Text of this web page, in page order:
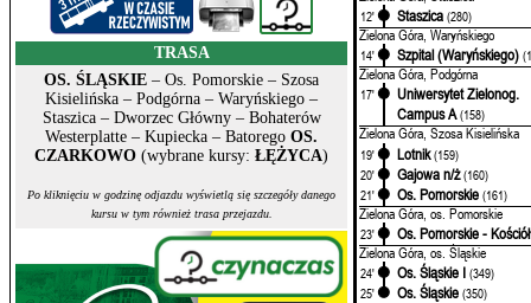
TRASA
OS. ŚLĄSKIE – Os. Pomorskie – Szosa
Kisielińska – Podgórna – Waryńskiego –
Staszica – Dworzec Główny – Bohaterów
Westerplatte – Kupiecka – Batorego OS.
CZARKOWO (wybrane kursy: ŁĘŻYCA)
Po kliknięciu w godzinę odjazdu wyświetlą się szczegóły danego
kursu w tym również trasa przejazdu.
12' Staszica (280)
Zielona Góra, Waryńskiego
14' Szpital (Waryńskiego)
Zielona Góra, Podgórna
17'
Uniwersytet Zielonog.
Campus A (158)
Zielona Góra, Szosa Kisielińska
19' Lotnik (159)
20'
Gajowa n/ż (160)
21'
Os. Pomorskie (161)
Zielona Góra, os. Pomorskie
23'
Os. Pomorskie - Kościół
Zielona Góra, os. Śląskie
24' Os. Śląskie I (349)
25'
Os. Śląskie (350)